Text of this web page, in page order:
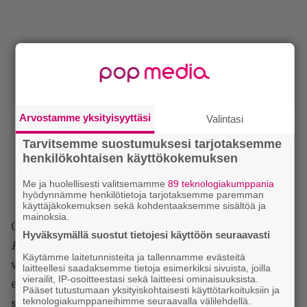
Ohjaaja
Katti Katalan kosto
varastamaan näyttelijöidensä sielut, taidot sekä
elämänhalun ja uhrannut ne verisessä rituaalissa
saatanalle, joka on manifestoitunut paikalle
Arvostamme yksityisyyttäsi Valintasi
Tarvitsemme suostumuksesi tarjotaksemme
henkilökohtaisen käyttökokemuksen
Me ja huolellisesti valitsemamme 89 teknologiakumppania
hyödynnämme henkilötietoja tarjotaksemme paremman
käyttäjäkokemuksen sekä kohdentaaksemme sisältöä ja
mainoksia.
Hyväksymällä suostut tietojesi käyttöön seuraavasti
Käytämme laitetunnisteita ja tallennamme evästeitä
laitteellesi saadaksemme tietoja esimerkiksi sivuista, joilla
vierailit, IP-osoitteestasi sekä laitteesi ominaisuuksista.
Pääset tutustumaan yksityiskohtaisesti käyttötarkoituksiin ja
teknologiakumppaneihimme seuraavalla välilehdellä.